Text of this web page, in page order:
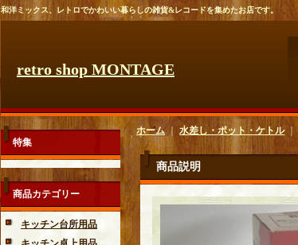
和洋ミックス、レトロでかわいい暮らしの雑貨&レコードを集めたお店です。
retro shop MONTAGE
特集
商品カテゴリー
キッチン台所用品
ホーム｜ 水差し・ポット・ケトル｜
商品説明